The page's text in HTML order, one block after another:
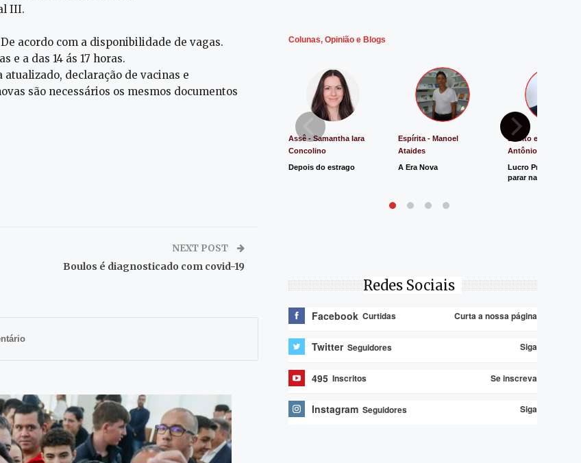
III.
acordo com a disponibilidade de vagas.
e a das 14 ás 17 horas.
declaração de vacinas e
são necessários os mesmos documentos
NEXT POST
Boulos é diagnosticado com covid-19
Colunas, Opinião e Blogs
Assê - Samantha Iara
Concolino
Depois do estrago
Espírita - Manoel
Ataides
A Era Nova
Direito e Justiça -
Antônio de Souza
Lucro Presumido
parar na Justiça
Redes Sociais
Facebook Curtidas Curta a nossa página
Twitter Seguidores Siga
495 Inscritos Se inscreva
Instagram Seguidores Siga